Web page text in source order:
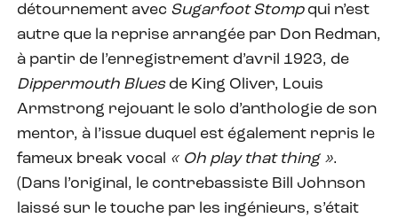
détournement avec Sugarfoot Stomp qui n’est
autre que la reprise arrangée par Don Redman,
à partir de l’enregistrement d’avril 1923, de
Dippermouth Blues de King Oliver, Louis
Armstrong rejouant le solo d’anthologie de son
mentor, à l’issue duquel est également repris le
fameux break vocal « Oh play that thing ».
(Dans l’original, le contrebassiste Bill Johnson
laissé sur le touche par les ingénieurs, s’était